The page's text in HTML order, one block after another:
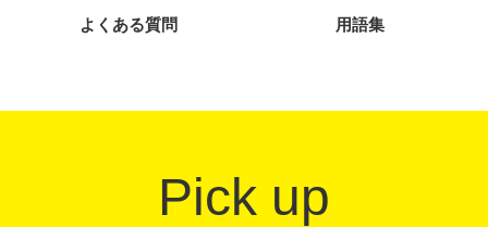
よくある質問 用語集
Pick up